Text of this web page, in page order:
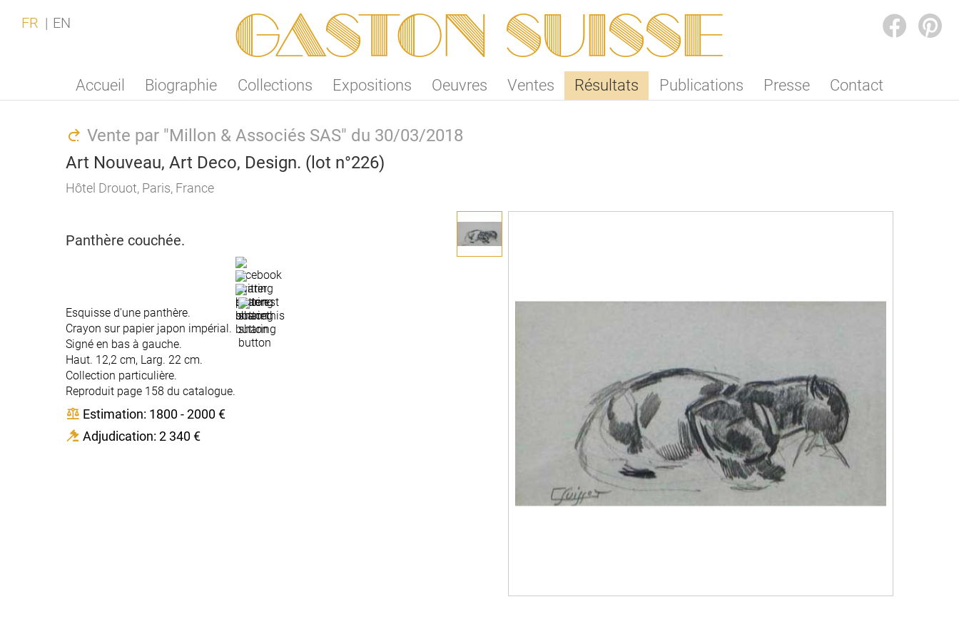
Gaston SUISSE
Accueil Biographie Collections Expositions Oeuvres Ventes Résultats Publications Presse Contact
FR EN
Vente par "Millon & Associés SAS" du 30/03/2018
Art Nouveau, Art Deco, Design. (lot n°226)
Hôtel Drouot, Paris, France
Panthère couchée.
Esquisse d'une panthère.
Crayon sur papier japon impérial.
Signé en bas à gauche.
Haut. 12,2 cm, Larg. 22 cm.
Collection particulière.
Reproduit page 158 du catalogue.
Estimation: 1800 - 2000 €
Adjudication: 2 340 €